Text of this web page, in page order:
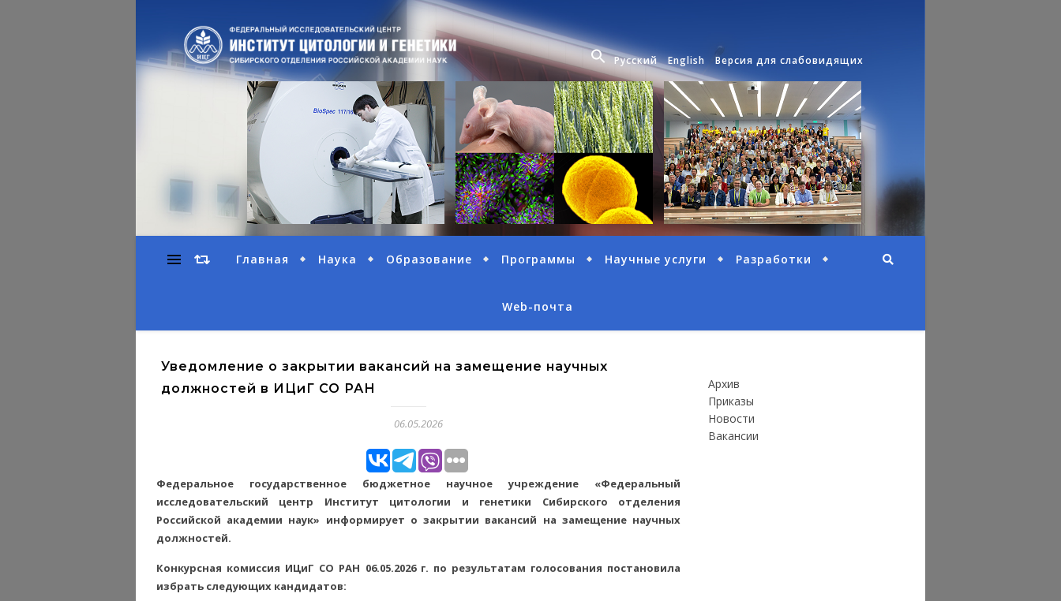
Русский English Версия для слабовидящих
Главная Наука Образование Программы Научные услуги Разработки
Web-почта
Уведомление о закрытии вакансий на замещение научных
должностей в ИЦиГ СО РАН
06.05.2026
Федеральное государственное бюджетное научное учреждение «Федеральный
исследовательский центр Институт цитологии и генетики Сибирского отделения
Российской академии наук» информирует о закрытии вакансий на замещение научных
должностей.
Конкурсная комиссия ИЦиГ СО РАН 06.05.2026 г. по результатам голосования постановила
избрать следующих кандидатов:
Архив
Приказы
Новости
Вакансии